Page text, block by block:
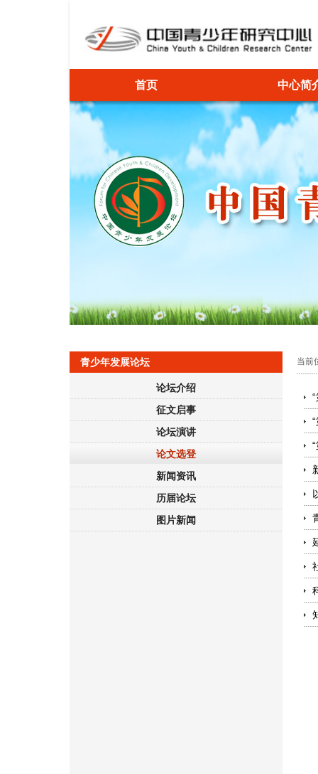
首页 中心简
青少年发展论坛
论坛介绍
征文启事
论坛演讲
论文选登
新闻资讯
历届论坛
图片新闻
当前